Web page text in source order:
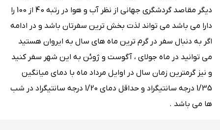
دیگر مقاصد گردشگری جهانی از نظر آب و هوا در رتبه 40 از 100 را
دارا می باشد می تواند لذت بخش ترین سفرتان باشد و در ادامه
اگر به دنبال سفر در گرم ‌ترین ماه ‌های سال به ایروان هستید
می توانید در ماه جولای ، آگوست و ژوئن به این شهر سفر کنید
و نیز گرمترین زمان سال در اوایل مرداد ماه با دمای میانگین
1/35 درجه سانتیگراد و حداقل دمای 1/20 درجه سانتیگراد در شب
‌ها می باشد .